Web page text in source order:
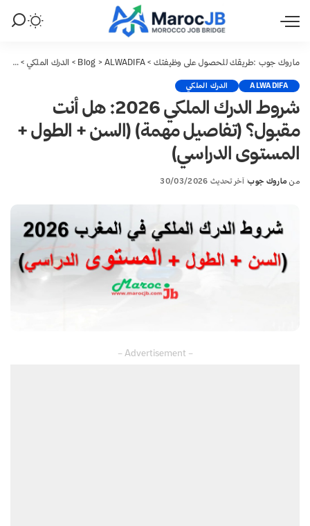
ماروك جوب :طريقك للحصول على وظيفتك >
Blog >ALWADIFA
> الدرك الملكي > شروط الدرك الملكي
ALWADIFA الدرك الملكي
شروط الدرك الملكي 2026: هل أنت
مقبول؟ (تفاصيل مهمة) (السن + الطول +
المستوى الدراسي)
Posted
من ماروك جوب آخر تحديث 30/03/2026
– Advertisement –